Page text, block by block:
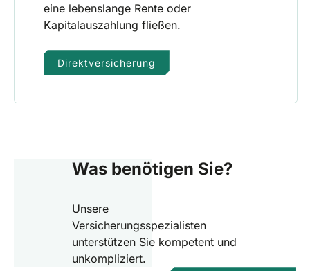
eine lebenslange Rente oder
Kapitalauszahlung fließen.
Direktversicherung
Was benötigen Sie?
Unsere
Versicherungsspezialisten
unterstützen Sie kompetent und
unkompliziert.